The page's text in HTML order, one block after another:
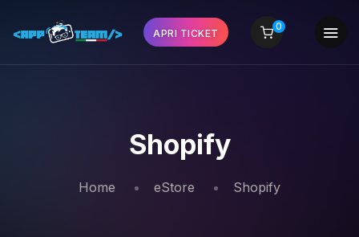
APRI TICKET
0
Shopify
Home eStore Shopify